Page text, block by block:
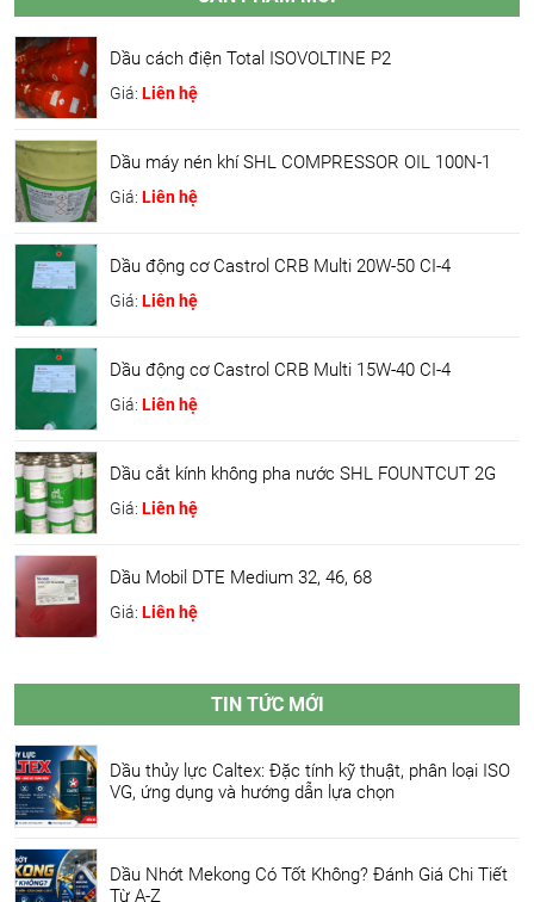
Dầu cách điện Total ISOVOLTINE P2
Giá: Liên hệ
Dầu máy nén khí SHL COMPRESSOR OIL 100N-1
Giá: Liên hệ
Dầu động cơ Castrol CRB Multi 20W-50 CI-4
Giá: Liên hệ
Dầu động cơ Castrol CRB Multi 15W-40 CI-4
Giá: Liên hệ
Dầu cắt kính không pha nước SHL FOUNTCUT 2G
Giá: Liên hệ
Dầu Mobil DTE Medium 32, 46, 68
Giá: Liên hệ
TIN TỨC MỚI
Dầu thủy lực Caltex: Đặc tính kỹ thuật, phân loại ISO
VG, ứng dụng và hướng dẫn lựa chọn
Dầu Nhớt Mekong Có Tốt Không? Đánh Giá Chi Tiết
Từ A-Z